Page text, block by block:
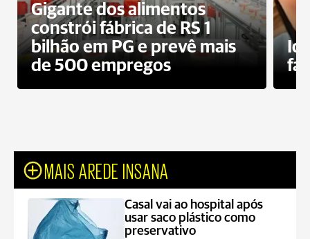
Gigante dos alimentos
constrói fábrica de RS 1
bilhão em PG e prevê mais
de 500 empregos
MAIS AREDE INSANA
Casal vai ao hospital após
usar saco plástico como
preservativo